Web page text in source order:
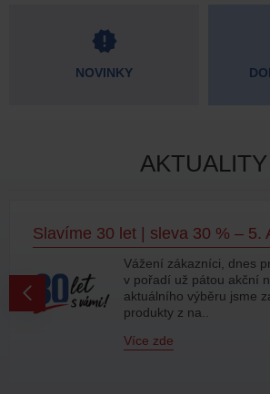
NOVINKY
AKTUALITY
Slavíme 30 let | sleva 30 % – 5.
Vážení zákazníci, dnes
v pořadí už pátou akční
aktuálního výběru jsme
produkty z na..
Více zde